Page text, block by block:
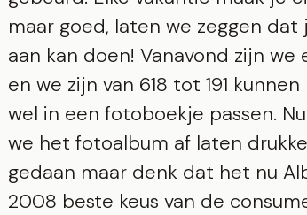
maar goed, laten we zeggen
aan kan doen! Vanavond zijn
en we zijn van 618 tot 191
wel in een fotoboekje passen.
we het fotoalbum af laten
gedaan maar denk dat het nu
2008 beste keus van de